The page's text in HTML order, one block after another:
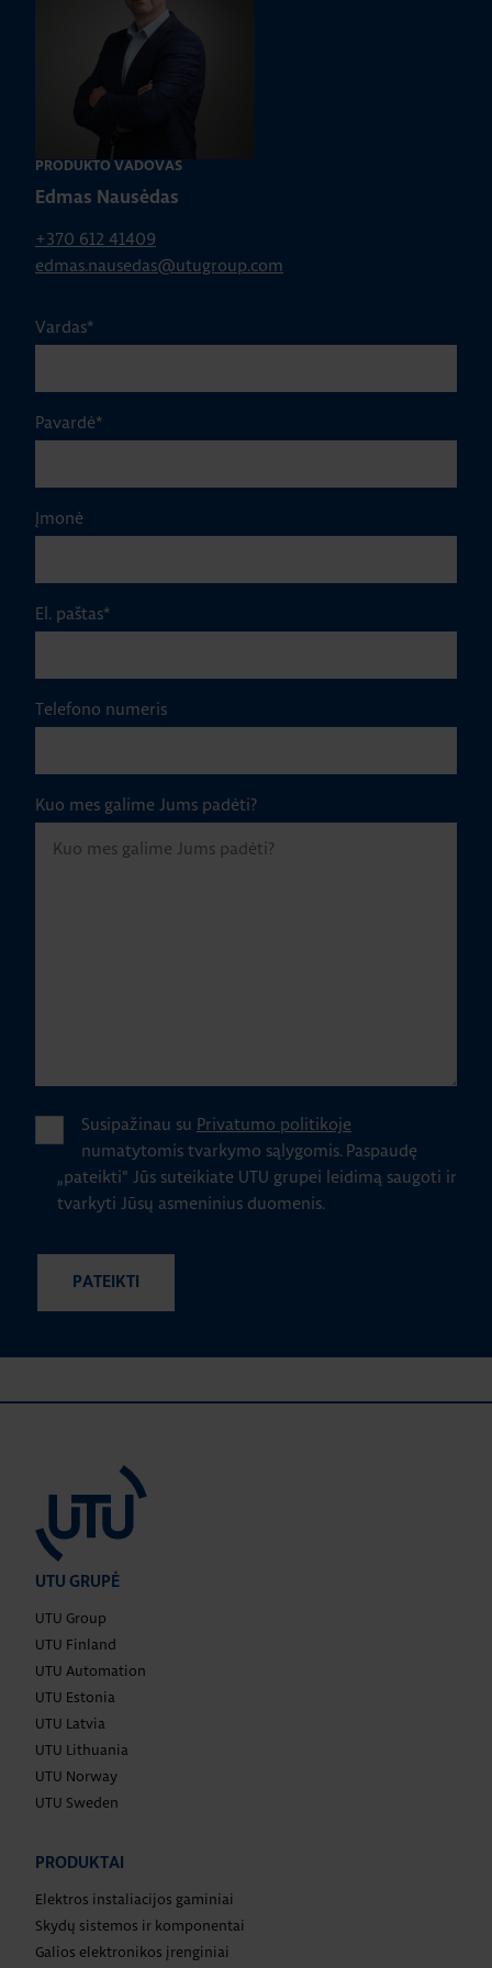
PRODUKTO VADOVAS
Edmas Nausėdas
+370 612 41409
edmas.nausedas@utugroup.com
Vardas*
Pavardė*
Įmonė
El. paštas*
Telefono numeris
Kuo mes galime Jums padėti?
Susipažinau su Privatumo politikoje
numatytomis tvarkymo sąlygomis. Paspaudę
„pateikti" Jūs suteikiate UTU grupei leidimą saugoti ir
tvarkyti Jūsų asmeninius duomenis.
UTU GRUPĖ
UTU Group
UTU Finland
UTU Automation
UTU Estonia
UTU Latvia
UTU Lithuania
UTU Norway
UTU Sweden
PRODUKTAI
Elektros instaliacijos gaminiai
Skydų sistemos ir komponentai
Galios elektronikos įrenginiai